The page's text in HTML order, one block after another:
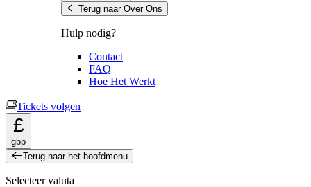
Terug naar Over Ons
Hulp nodig?
Contact
FAQ
Hoe Het Werkt
Tickets volgen
£
gbp
Terug naar het hoofdmenu
Selecteer valuta